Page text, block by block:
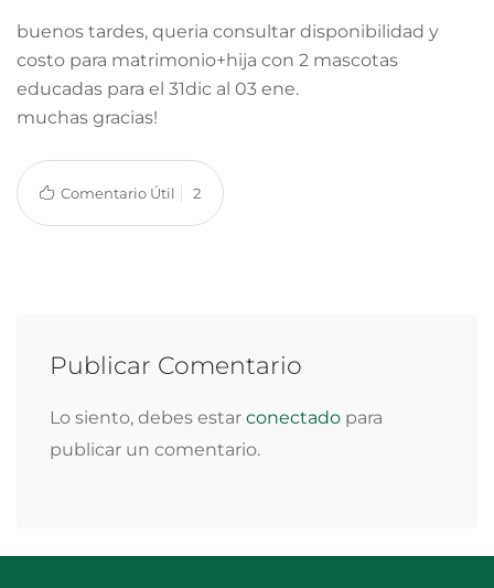
buenos tardes, queria consultar disponibilidad y
costo para matrimonio+hija con 2 mascotas
educadas para el 31dic al 03 ene.
muchas gracias!
Comentario Útil 2
Publicar Comentario
Lo siento, debes estar conectado para
publicar un comentario.